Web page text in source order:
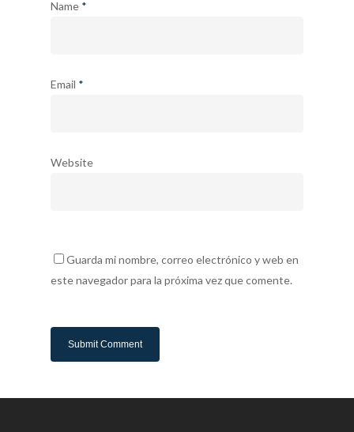
Name *
Email *
Website
Guarda mi nombre, correo electrónico y web en
este navegador para la próxima vez que comente.